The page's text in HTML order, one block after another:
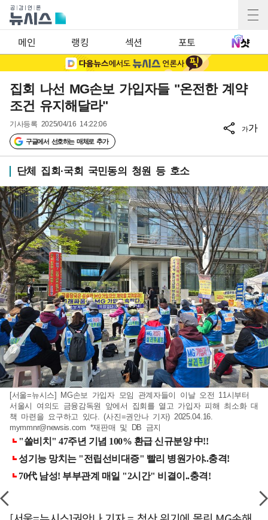
메인 랭킹 섹션 포토
집회 나선 MG손보 가입자들 "온전한 계약
조건 유지해달라"
기사등록 2025/04/16 14:22:06
구글에서 선호하는 매체로 추가
가가
단체 집회·국회 국민동의 청원 등 호소
[서울=뉴시스] MG손보 가입자 모임 관계자들이 이날 오전 11시부터
서울시 여의도 금융감독원 앞에서 집회를 열고 가입자 피해 최소화 대
책 마련을 요구하고 있다. (사진=권안나 기자) 2025.04.16.
mymmnr@newsis.com *재판매 및 DB 금지